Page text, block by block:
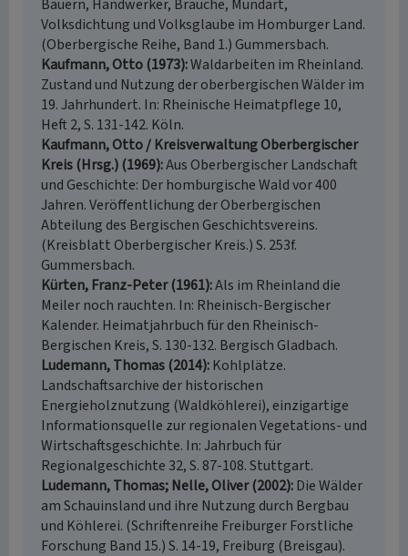
Bauern, Handwerker, Bräuche, Mundart,
Volksdichtung und Volksglaube im Homburger Land.
(Oberbergische Reihe, Band 1.) Gummersbach.
Kaufmann, Otto (1973) Waldarbeiten im Rheinland.
Zustand und Nutzung der oberbergischen Wälder im
19. Jahrhundert. In: Rheinische Heimatpflege 10,
Heft 2, S. 131-142. Köln.
Kaufmann, Otto / Kreisverwaltung Oberbergischer
Kreis (Hrsg.) (1969) Aus Oberbergischer Landschaft
und Geschichte: Der homburgische Wald vor 400
Jahren. Veröffentlichung der Oberbergischen
Abteilung des Bergischen Geschichtsvereins.
(Kreisblatt Oberbergischer Kreis.) S. 253f.
Gummersbach.
Kürten, Franz-Peter (1961) Als im Rheinland die
Meiler noch rauchten. In: Rheinisch-Bergischer
Kalender. Heimatjahrbuch für den Rheinisch-
Bergischen Kreis, S. 130-132. Bergisch Gladbach.
Ludemann, Thomas (2014) Kohlplätze.
Landschaftsarchive der historischen
Energieholznutzung (Waldköhlerei), einzigartige
Informationsquelle zur regionalen Vegetations- und
Wirtschaftsgeschichte. In: Jahrbuch für
Regionalgeschichte 32, S. 87-108. Stuttgart.
Ludemann, Thomas; Nelle, Oliver (2002) Die Wälder
am Schauinsland und ihre Nutzung durch Bergbau
und Köhlerei. (Schriftenreihe Freiburger Forstliche
Forschung Band 15.) S. 14-19, Freiburg (Breisgau).